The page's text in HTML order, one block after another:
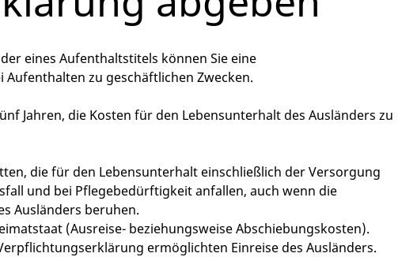
eines Aufenthaltstitels können Sie eine
Aufenthalten zu geschäftlichen Zwecken.
Jahren, die Kosten für den Lebensunterhalt des Ausländers zu
die für den Lebensunterhalt einschließlich der Versorgung
und bei Pflegebedürftigkeit anfallen, auch wenn die
Ausländers beruhen.
(Ausreise- beziehungsweise Abschiebungskosten).
ermöglichten Einreise des Ausländers.